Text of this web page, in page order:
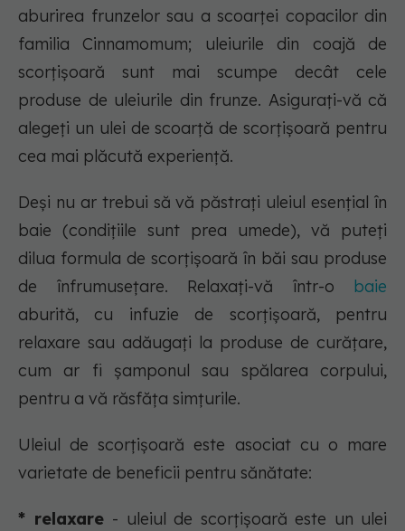
aburirea frunzelor sau a scoarței copacilor din
familia Cinnamomum; uleiurile din coajă de
scorțișoară sunt mai scumpe decât cele
produse de uleiurile din frunze. Asigurați-vă că
alegeți un ulei de scoarță de scorțișoară pentru
cea mai plăcută experiență.
Deși nu ar trebui să vă păstrați uleiul esențial în
baie (condițiile sunt prea umede), vă puteți
dilua formula de scorțișoară în băi sau produse
de înfrumusețare. Relaxați-vă într-o baie
aburită, cu infuzie de scorțișoară, pentru
relaxare sau adăugați la produse de curățare,
cum ar fi șamponul sau spălarea corpului,
pentru a vă răsfăța simțurile.
Uleiul de scorțișoară este asociat cu o mare
varietate de beneficii pentru sănătate:
* relaxare - uleiul de scorțișoară este un ulei